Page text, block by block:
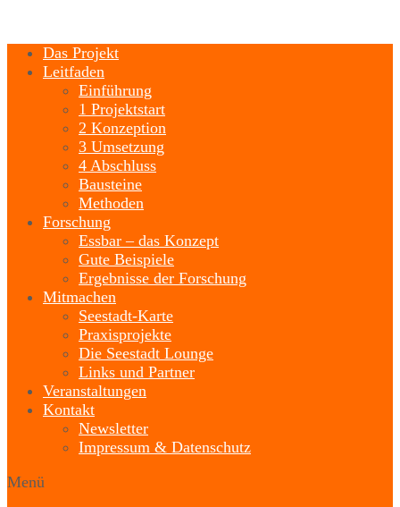
Das Projekt
Leitfaden
Einführung
1 Projektstart
2 Konzeption
3 Umsetzung
4 Abschluss
Bausteine
Methoden
Forschung
Essbar – das Konzept
Gute Beispiele
Ergebnisse der Forschung
Mitmachen
Seestadt-Karte
Praxisprojekte
Die Seestadt Lounge
Links und Partner
Veranstaltungen
Kontakt
Newsletter
Impressum & Datenschutz
Menü